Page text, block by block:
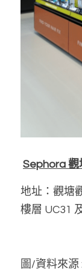
Sephora
地址：觀塘
樓層 UC31
圖/資料來源